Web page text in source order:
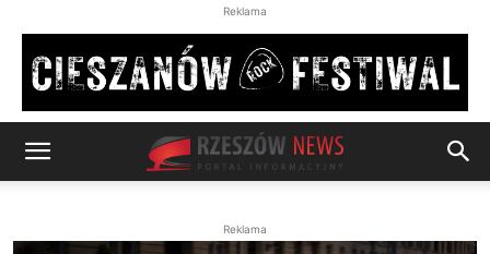
Reklama
Reklama